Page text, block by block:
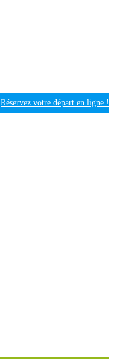
Réservez votre départ en ligne !